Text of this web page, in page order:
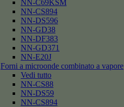
NN-C69KSM
NN-CS894
NN-DS596
NN-GD38
NN-DF383
NN-GD371
NN-E20J
Forni a microonde combinato a vapore
Vedi tutto
NN-CS88
NN-DS59
NN-CS894